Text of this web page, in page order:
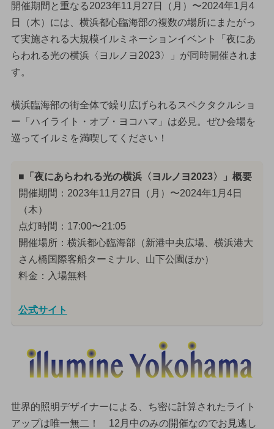
開催期間と重なる2023年11月27日（月）〜2024年1月4
日（木）には、横浜都心臨海部の複数の場所にまたがっ
て実施される大規模イルミネーションイベント「夜にあ
らわれる光の横浜〈ヨルノヨ2023〉」が同時開催されま
す。
横浜臨海部の街全体で繰り広げられるスペクタクルショ
ー「ハイライト・オブ・ヨコハマ」は必見。ぜひ会場を
巡ってイルミを満喫してください！
■「夜にあらわれる光の横浜〈ヨルノヨ2023〉」概要
開催期間：2023年11月27日（月）〜2024年1月4日
（木）
点灯時間：17:00〜21:05
開催場所：横浜都心臨海部（新港中央広場、横浜港大
さん橋国際客船ターミナル、山下公園ほか）
料金：入場無料
公式サイト
世界的照明デザイナーによる、ち密に計算されたライト
アップは唯一無二！ 12月中のみの開催なのでお見逃し